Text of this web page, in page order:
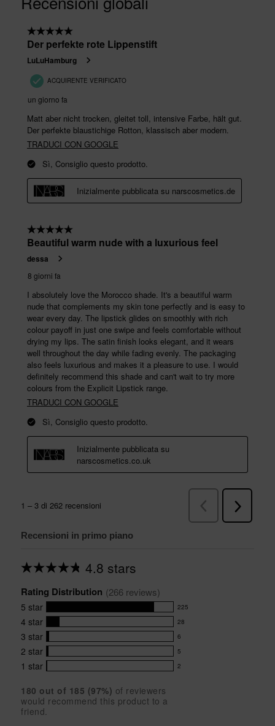
Recensioni in primo piano
4.8 stars
Average
for
this
product:
4.8
out
of
5
stars
Rating Distribution (266 reviews)
5 star 225
225
reviews
with
5
star
rating.
4 star 28
28
reviews
with
4
rating.
3 star 6
6
reviews
with
star
rating.
2 star 5
5
reviews
2
star
rating.
1 star 2
2
with
1
180 out of 185 (97%) of reviewers
would recommend this product to a
friend.